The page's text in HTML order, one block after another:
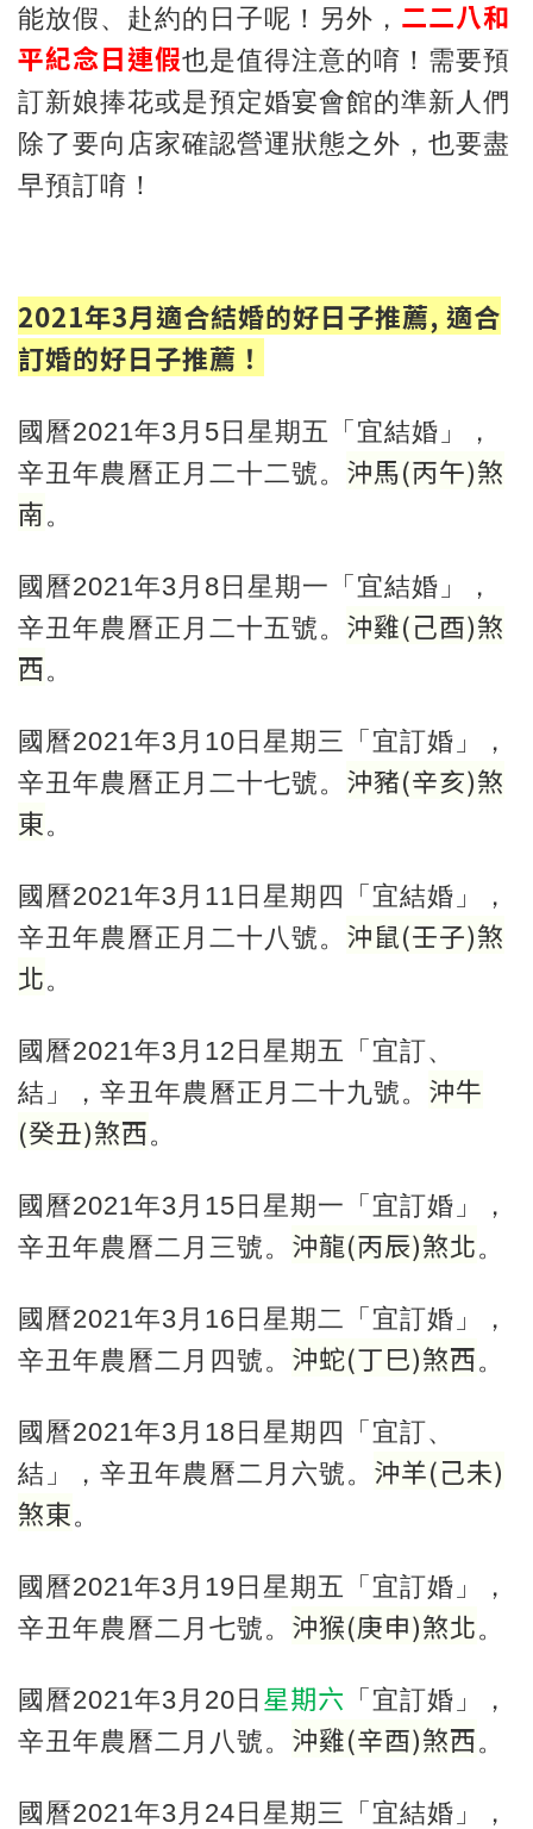
能放假、赴約的日子呢！另外， 二二八和
平紀念日連假也是值得注意的唷！需要預
訂新娘捧花或是預定婚宴會館的準新人們
除了要向店家確認營運狀態之外，也要盡
早預訂唷！
2021年3月適合結婚的好日子推薦, 適合
訂婚的好日子推薦！
國曆2021年3月5日星期五「宜結婚」，
辛丑年農曆正月二十二號。 沖馬(丙午)煞
南。
國曆2021年3月8日星期一「宜結婚」，
辛丑年農曆正月二十五號。 沖雞(己酉)煞
西。
國曆2021年3月10日星期三「宜訂婚」，
辛丑年農曆正月二十七號。 沖豬(辛亥)煞
東。
國曆2021年3月11日星期四「宜結婚」，
辛丑年農曆正月二十八號。 沖鼠(壬子)煞
北。
國曆2021年3月12日星期五「宜訂、
結」，辛丑年農曆正月二十九號。 沖牛
(癸丑)煞西。
國曆2021年3月15日星期一「宜訂婚」，
辛丑年農曆二月三號。 沖龍(丙辰)煞北。
國曆2021年3月16日星期二「宜訂婚」，
辛丑年農曆二月四號。 沖蛇(丁巳)煞西。
國曆2021年3月18日星期四「宜訂、
結」，辛丑年農曆二月六號。 沖羊(己未)
煞東。
國曆2021年3月19日星期五「宜訂婚」，
辛丑年農曆二月七號。 沖猴(庚申)煞北。
國曆2021年3月20日 星期六 「宜訂婚」，
辛丑年農曆二月八號。 沖雞(辛酉)煞西。
國曆2021年3月24日星期三「宜結婚」，